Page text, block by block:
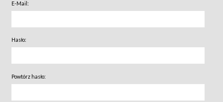
E-Mail:
Hasło:
Powtórz hasło: